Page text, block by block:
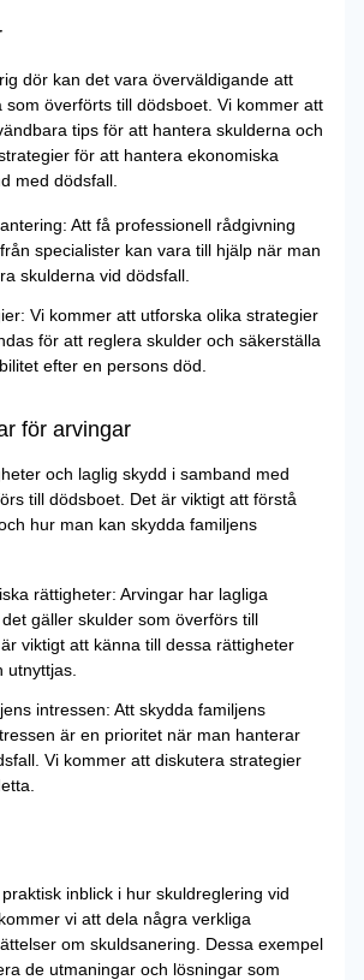
dör kan det vara överväldigande att
som överförts till dödsboet. Vi kommer att
tips för att hantera skulderna och
för att hantera ekonomiska
med dödsfall.
Att få professionell rådgivning
specialister kan vara till hjälp när man
skulderna vid dödsfall.
Vi kommer att utforska olika strategier
för att reglera skulder och säkerställa
efter en persons död.
för arvingar
och laglig skydd i samband med
till dödsboet. Det är viktigt att förstå
hur man kan skydda familjens
rättigheter: Arvingar har lagliga
gäller skulder som överförs till
viktigt att känna till dessa rättigheter
utnyttjas.
intressen: Att skydda familjens
är en prioritet när man hanterar
Vi kommer att diskutera strategier
inblick i hur skuldreglering vid
vi att dela några verkliga
om skuldsanering. Dessa exempel
de utmaningar och lösningar som